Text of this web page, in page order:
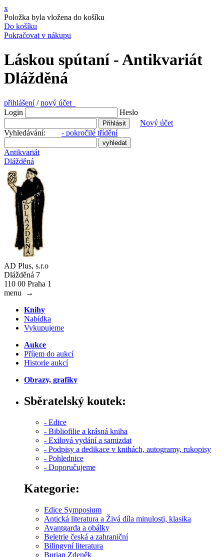
x
Položka byla vložena do košíku
Do košíku
Pokračovat v nákupu
Láskou spútaní - Antikvariát
Dlážděná
přihlášení/nový účet
Login
Heslo
Nový účet
Vyhledávání: - pokročilé třídění
Antikvariát
Dlážděná
AD Plus, s.r.o
Dlážděná 7
110 00 Praha 1
menu
→
Knihy
Nabídka
Vykupujeme
Aukce
Příjem do aukcí
Historie aukcí
Obrazy, grafiky
Sběratelský koutek:
- Edice
- Bibliofilie a krásná kniha
- Exilová vydání a samizdat
- Podpisy a dedikace v knihách, autogramy, rukopisy
- Pohlednice
- Doporučujeme
Kategorie:
Edice Symposium
Antická literatura a Živá díla minulosti, klasika
Avantgarda a obálky
Beletrie česká a zahraniční
Bilingvní literatura
Burian Zdeněk